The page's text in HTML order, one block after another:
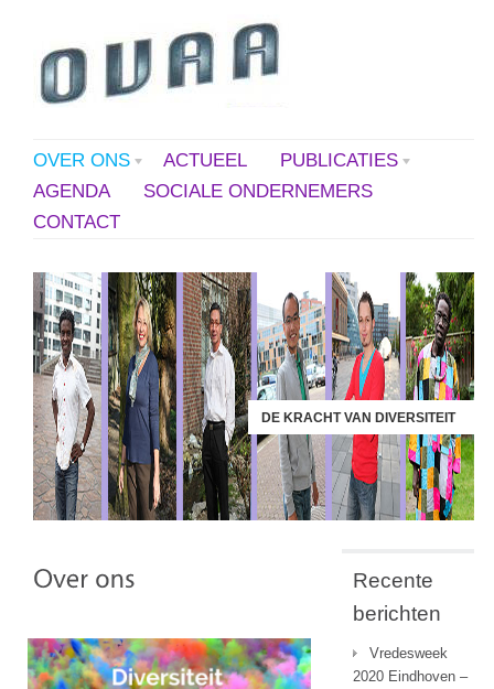
OVER ONS ACTUEEL
PUBLICATIES
AGENDA
SOCIALE ONDERNEMERS
CONTACT
DE KRACHT VAN DIVERSITEIT
Recente
berichten
Vredesweek
2020 Eindhoven –